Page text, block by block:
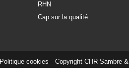
RHN
Cap sur la qualité
Politique cookies Copyright CHR Sambre